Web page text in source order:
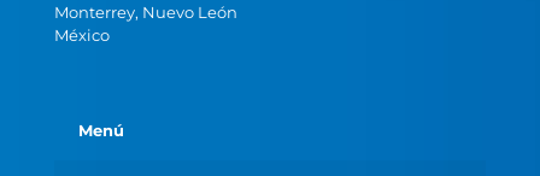
Monterrey, Nuevo León
México
Menú